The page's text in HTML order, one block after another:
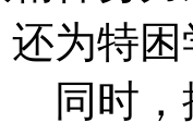
为特
时，